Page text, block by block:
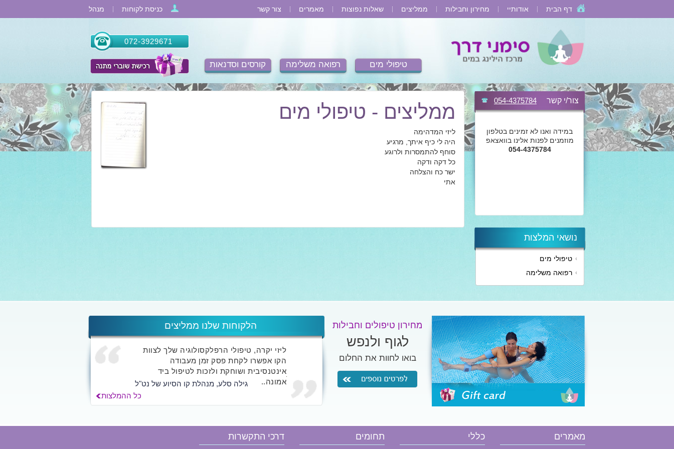
מנהל כניסת לקוחות דף הבית אודותיי מחירון וחבילות ממליצים שאלות נפוצות מאמרים צור קשר
072-3929671
קורסים וסדנאות רפואה משלימה טיפולי מים
ממליצים - טיפולי מים
ליזי המדהימה
היה לי כיף איתך, מרגיע
סוחף להתמסרות ולרוגע
כל דקה ודקה
ישר כח והצלחה
אתי
054-4375784 צור/י קשר
במידה ואנו לא זמינים בטלפון
מוזמנים לפנות אלינו בוואצאפ
054-4375784
נושאי המלצות
טיפולי מים
רפואה משלימה
הלקוחות שלנו ממליצים
כל ההמלצות
ליזי יקרה, טיפולי הרפלקסולוגיה שלך לצוות
הקו אפשרו לקחת פסק זמן מעבודה
אינטנסיבית ושוחקת ולזכות לטיפול ביד
אמונה..
גילה סלע, מנהלת קו הסיוע של נט"ל
מחירון טיפולים וחבילות
לגוף ולנפש
בואו לחוות את החלום
הזמן שובר
מאמרים כללי תחומים דרכי התקשרות